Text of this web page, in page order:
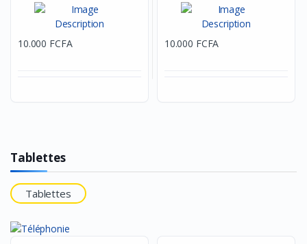
- Cou...
10.000 FCFA
Coussine...
10.000 FCFA
Tablettes
Tablettes